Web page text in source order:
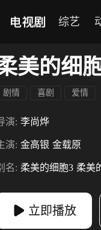
电视剧 综艺
美的细
剧情 喜剧 爱情
演: 李尚烨
演: 金高银 金载原
名: 柔美的细胞3 柔美
立即播放